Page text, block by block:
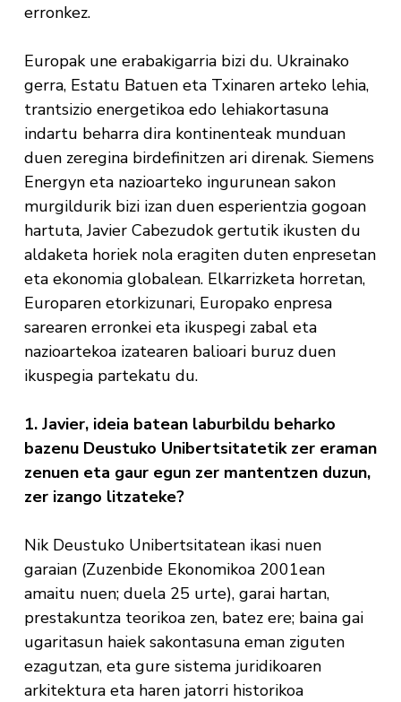
erronkez.
Europak une erabakigarria bizi du. Ukrainako
gerra, Estatu Batuen eta Txinaren arteko lehia,
trantsizio energetikoa edo lehiakortasuna
indartu beharra dira kontinenteak munduan
duen zeregina birdefinitzen ari direnak. Siemens
Energyn eta nazioarteko ingurunean sakon
murgildurik bizi izan duen esperientzia gogoan
hartuta, Javier Cabezudok gertutik ikusten du
aldaketa horiek nola eragiten duten enpresetan
eta ekonomia globalean. Elkarrizketa horretan,
Europaren etorkizunari, Europako enpresa
sarearen erronkei eta ikuspegi zabal eta
nazioartekoa izatearen balioari buruz duen
ikuspegia partekatu du.
1. Javier, ideia batean laburbildu beharko
bazenu Deustuko Unibertsitatetik zer eraman
zenuen eta gaur egun zer mantentzen duzun,
zer izango litzateke?
Nik Deustuko Unibertsitatean ikasi nuen
garaian (Zuzenbide Ekonomikoa 2001ean
amaitu nuen; duela 25 urte), garai hartan,
prestakuntza teorikoa zen, batez ere; baina gai
ugaritasun haiek sakontasuna eman ziguten
ezagutzan, eta gure sistema juridikoaren
arkitektura eta haren jatorri historikoa